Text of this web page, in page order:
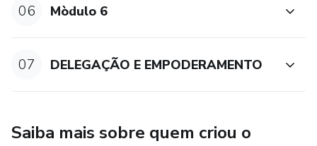
06 Mòdulo 6
07 DELEGAÇÃO E EMPODERAMENTO
Saiba mais sobre quem criou o